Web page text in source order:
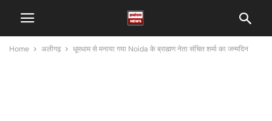
Home अलीगढ़ धूमधाम से मनाया गया Noida के ब्राह्मण नेता संचित शर्मा का जन्मदिन